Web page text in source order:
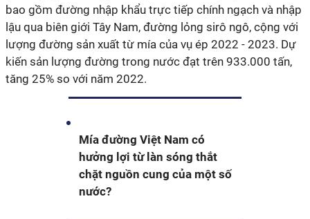
bao gồm đường nhập khẩu trực tiếp chính ngạch và nhập
lậu qua biên giới Tây Nam, đường lỏng sirô ngô, cộng với
lượng đường sản xuất từ mía của vụ ép 2022 - 2023. Dự
kiến sản lượng đường trong nước đạt trên 933.000 tấn,
tăng 25% so với năm 2022.
Mía đường Việt Nam có
hưởng lợi từ làn sóng thắt
chặt nguồn cung của một số
nước?